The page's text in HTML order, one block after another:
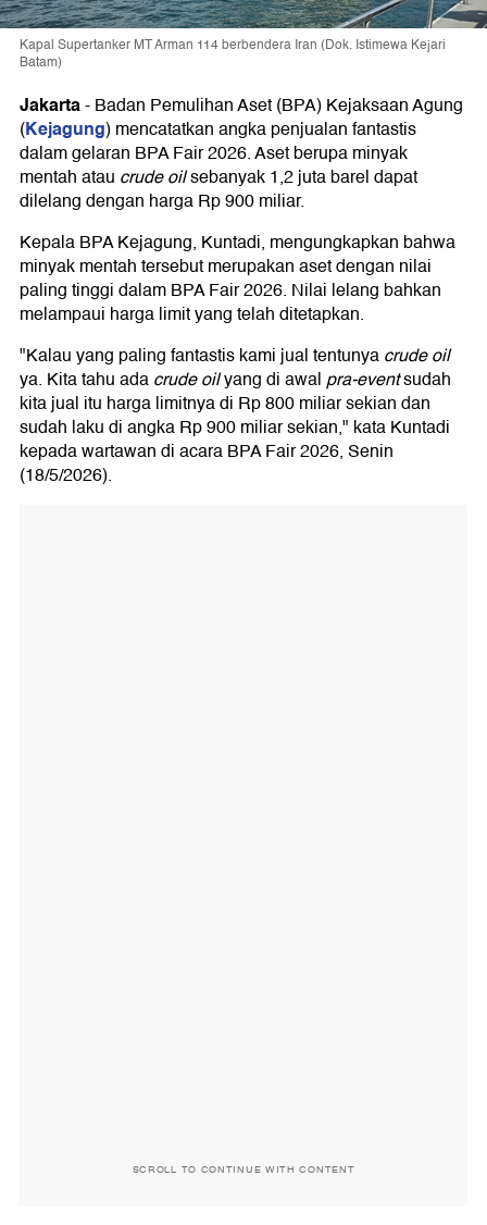
Kapal Supertanker MT Arman 114 berbendera Iran (Dok. Istimewa Kejari
Batam)
Jakarta-Badan Pemulihan Aset (BPA) Kejaksaan Agung
(Kejagung) mencatatkan angka penjualan fantastis
dalam gelaran BPA Fair 2026. Aset berupa minyak
mentah atau crude oilsebanyak 1,2 juta barel dapat
dilelang dengan harga Rp 900 miliar.
Kepala BPA Kejagung, Kuntadi, mengungkapkan bahwa
minyak mentah tersebut merupakan aset dengan nilai
paling tinggi dalam BPA Fair 2026. Nilai lelang bahkan
melampaui harga limit yang telah ditetapkan.
"Kalau yang paling fantastis kami jual tentunyacrude oil
ya. Kita tahu adacrude oilyang di awalpra-eventsudah
kita jual itu harga limitnya di Rp 800 miliar sekian dan
sudah laku di angka Rp 900 miliar sekian," kata Kuntadi
kepada wartawan di acara BPA Fair 2026, Senin
(18/5/2026).
SCROLL TO CONTINUE WITH CONTENT